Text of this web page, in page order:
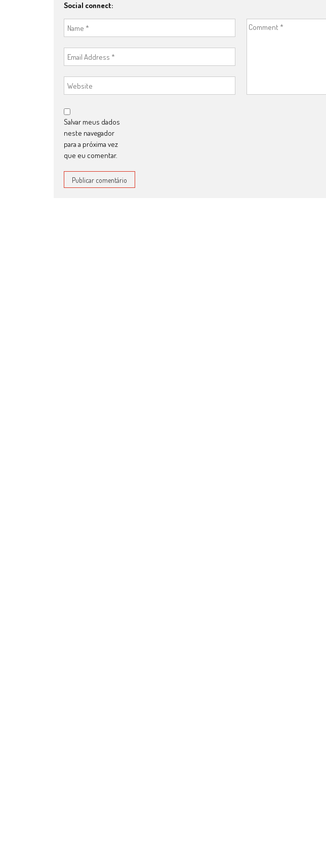
Social connect:
Salvar meus dados
neste navegador
para a próxima vez
que eu comentar.